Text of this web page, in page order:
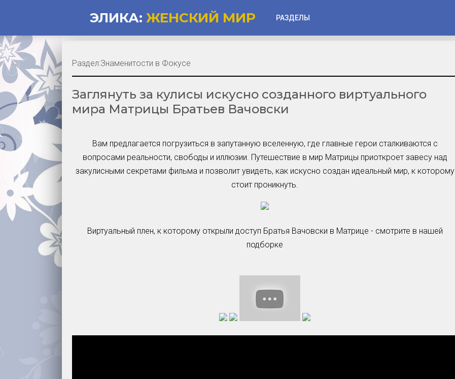
ЭЛИКА: ЖЕНСКИЙ МИР РАЗДЕЛЫ
Губы
Лицо
Частые вопросы
Советы новичкам
Шоу-Бизнес и Гламур
Заглянуть за кулисы искусно созданного виртуального
мира Матрицы Братьев Вачовски
Вам предлагается погрузиться в запутанную вселенную, где главные герои сталкиваются с
вопросами реальности, свободы и иллюзии. Путешествие в мир Матрицы приоткроет завесу над
закулисными секретами фильма и позволит увидеть, как искусно создан идеальный мир, к которому
стоит проникнуть.
Виртуальный плен, к которому открыли доступ Братья Вачовски в Матрице - смотрите в нашей
подборке
Раздел:Знаменитости в Фокусе